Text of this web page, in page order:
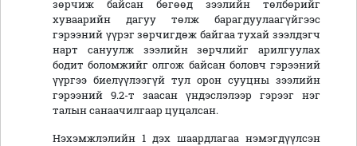
зөрчиж байсан бөгөөд зээлийн төлбөрийг
хуваарийн дагуу төлж барагдуулаагүйгээс
гэрээний үүрэг зөрчигдөж байгаа тухай зээлдэгч
нарт сануулж зээлийн зөрчлийг арилгуулах
бодит боломжийг олгож байсан боловч гэрээний
үүргээ биелүүлээгүй тул орон сууцны зээлийн
гэрээний 9.2-т заасан үндэслэлээр гэрээг нэг
талын санаачилгаар цуцалсан.
Нэхэмжлэлийн 1 дэх шаардлагаа нэмэгдүүлсэн